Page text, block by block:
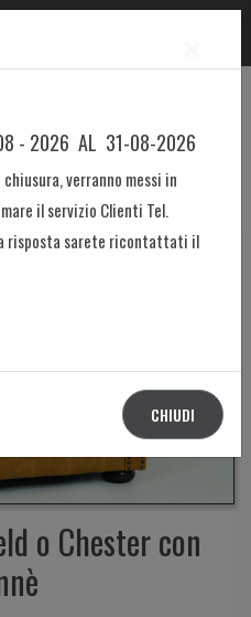
Trasforma Srl
30-06-2021
chester, capitonnè, eleganza, classico
o Chester con
08 - 2026 AL 31-08-2026
verranno messi in
il servizio Clienti Tel.
risposta sarete ricontattati il
CHIUDI